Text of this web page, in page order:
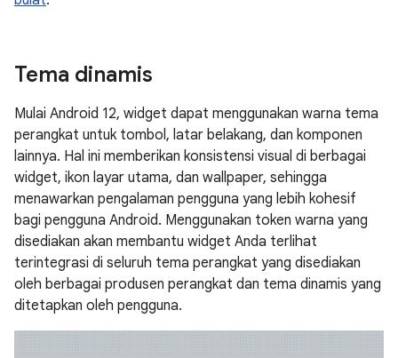
Tema dinamis
Mulai Android 12, widget dapat menggunakan warna tema
perangkat untuk tombol, latar belakang, dan komponen
lainnya. Hal ini memberikan konsistensi visual di berbagai
widget, ikon layar utama, dan wallpaper, sehingga
menawarkan pengalaman pengguna yang lebih kohesif
bagi pengguna Android. Menggunakan token warna yang
disediakan akan membantu widget Anda terlihat
terintegrasi di seluruh tema perangkat yang disediakan
oleh berbagai produsen perangkat dan tema dinamis yang
ditetapkan oleh pengguna.